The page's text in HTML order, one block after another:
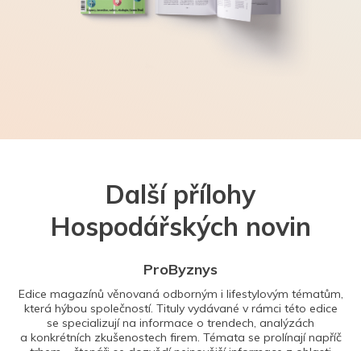
Další přílohy
Hospodářských novin
ProByznys
Edice magazínů věnovaná odborným i lifestylovým tématům,
která hýbou společností. Tituly vydávané v rámci této edice
se specializují na informace o trendech, analýzách
a konkrétních zkušenostech firem. Témata se prolínají napříč